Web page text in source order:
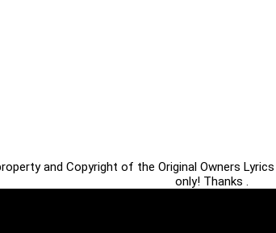
and Copyright of the Original Owners
only! Thanks .